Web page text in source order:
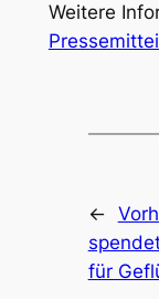
Weitere
←
für